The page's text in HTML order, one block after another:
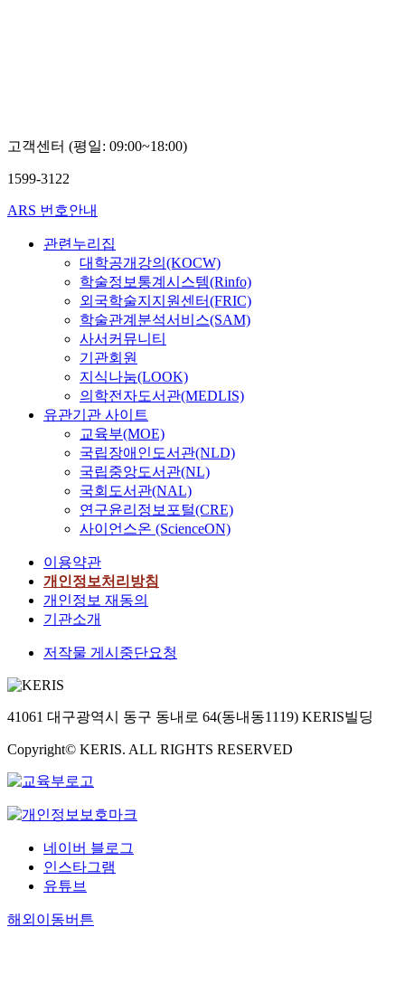
고객센터 (평일: 09:00~18:00)
1599-3122
ARS 번호안내
관련누리집
대학공개강의(KOCW)
학술정보통계시스템(Rinfo)
외국학술지지원센터(FRIC)
학술관계분석서비스(SAM)
사서커뮤니티
기관회원
지식나눔(LOOK)
의학전자도서관(MEDLIS)
유관기관 사이트
교육부(MOE)
국립장애인도서관(NLD)
국립중앙도서관(NL)
국회도서관(NAL)
연구윤리정보포털(CRE)
사이언스온 (ScienceON)
이용약관
개인정보처리방침
개인정보 재동의
기관소개
저작물 게시중단요청
41061 대구광역시 동구 동내로 64(동내동1119) KERIS빌딩
Copyright© KERIS. ALL RIGHTS RESERVED
네이버 블로그
인스타그램
유튜브
해외이동버튼